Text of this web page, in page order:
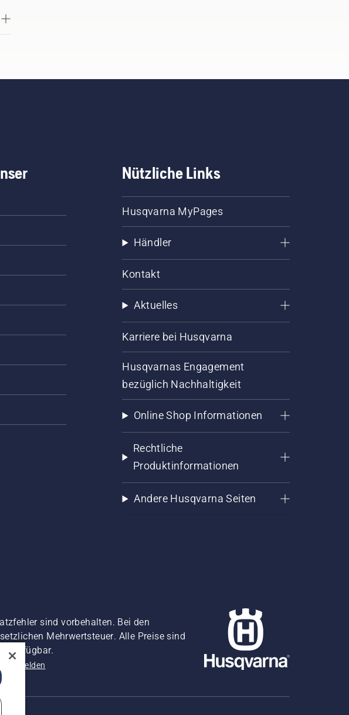
Nützliche Links
Husqvarna MyPages
Händler
Kontakt
Aktuelles
Karriere bei Husqvarna
Husqvarnas Engagement
bezüglich Nachhaltigkeit
Online Shop Informationen
Rechtliche
Produktinformationen
Andere Husqvarna Seiten
sind vorbehalten. Bei den
Mehrwertsteuer. Alle Preise sind
verfügbar.
melden